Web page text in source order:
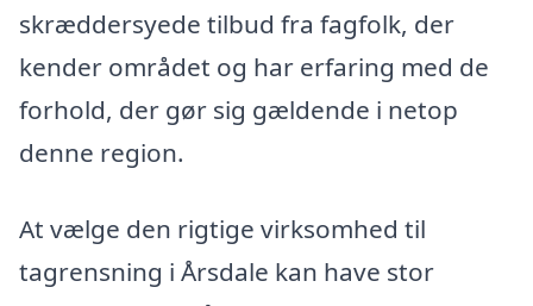
skræddersyede tilbud fra fagfolk, der
kender området og har erfaring med de
forhold, der gør sig gældende i netop
denne region.
At vælge den rigtige virksomhed til
tagrensning i Årsdale kan have stor